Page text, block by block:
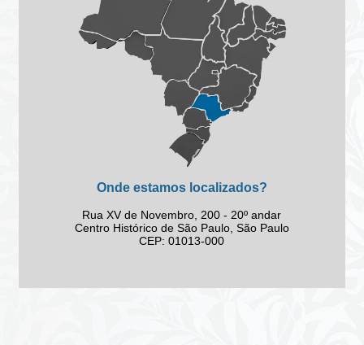
Onde estamos localizados?
Rua XV de Novembro, 200 - 20º andar
Centro Histórico de São Paulo, São Paulo
CEP: 01013-000